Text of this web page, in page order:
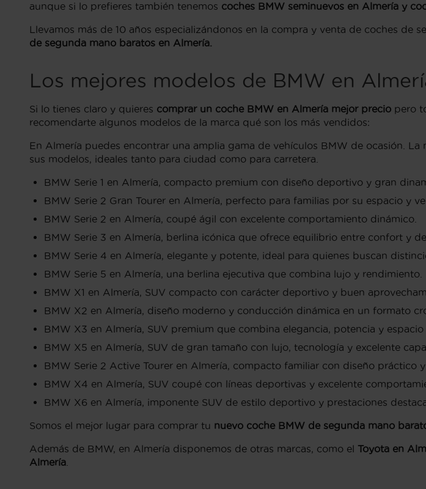
aunque si lo prefieres también tenemos coches BMW seminuevos en Almería y
Llevamos más de 10 años especializándonos en la compra y venta de coches de
de segunda mano baratos en Almería.
Los mejores modelos de BMW en
Si lo tienes claro y quieres comprar un coche BMW en Almería mejor precio pero
recomendarte algunos modelos de la marca qué son los más vendidos:
En Almería puedes encontrar una amplia gama de vehículos BMW de ocasión.
sus modelos, ideales tanto para ciudad como para carretera.
BMW Serie 1 en Almería, compacto premium con diseño deportivo y gran
BMW Serie 2 Gran Tourer en Almería, perfecto para familias por su espacio y
BMW Serie 2 en Almería, coupé ágil con excelente comportamiento dinámico.
BMW Serie 3 en Almería, berlina icónica que ofrece equilibrio entre confort y
BMW Serie 4 en Almería, elegante y potente, ideal para quienes buscan
BMW Serie 5 en Almería, una berlina ejecutiva que combina lujo y rendimiento.
BMW X1 en Almería, SUV compacto con carácter deportivo y buen
BMW X2 en Almería, diseño moderno y conducción dinámica en un formato
BMW X3 en Almería, SUV premium que combina elegancia, potencia y espacio
BMW X5 en Almería, SUV de gran tamaño con lujo, tecnología y excelente
BMW Serie 2 Active Tourer en Almería, compacto familiar con diseño práctico
BMW X4 en Almería, SUV coupé con líneas deportivas y excelente
BMW X6 en Almería, imponente SUV de estilo deportivo y prestaciones
Somos el mejor lugar para comprar tu nuevo coche BMW de segunda mano
Además de BMW, en Almería disponemos de otras marcas, como el Toyota en
Almería